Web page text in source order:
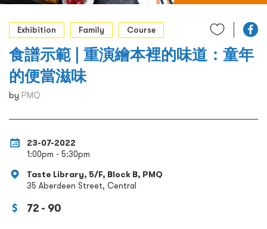
繁
Exhibition
Family Course
食譜示範 | 重演繪本裡的味道：童年
的便當滋味
by PMQ
23-07-2022
1:00pm - 5:30pm
Taste Library, 5/F, Block B, PMQ
35 Aberdeen Street, Central
72 - 90